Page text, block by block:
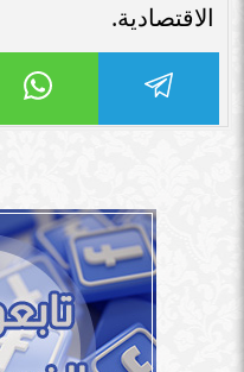
الاقتصادية.